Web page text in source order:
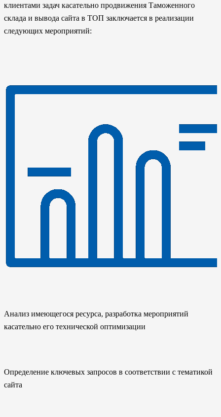
клиентами задач касательно продвижения Таможенного
склада и вывода сайта в ТОП заключается в реализации
следующих мероприятий:
Анализ имеющегося ресурса, разработка мероприятий
касательно его технической оптимизации
Определение ключевых запросов в соответствии с тематикой
сайта